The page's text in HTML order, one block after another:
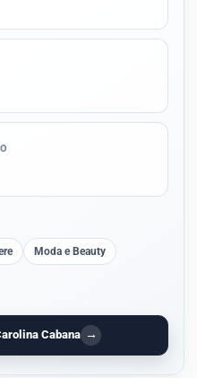
Moda e Beauty
Cabana →